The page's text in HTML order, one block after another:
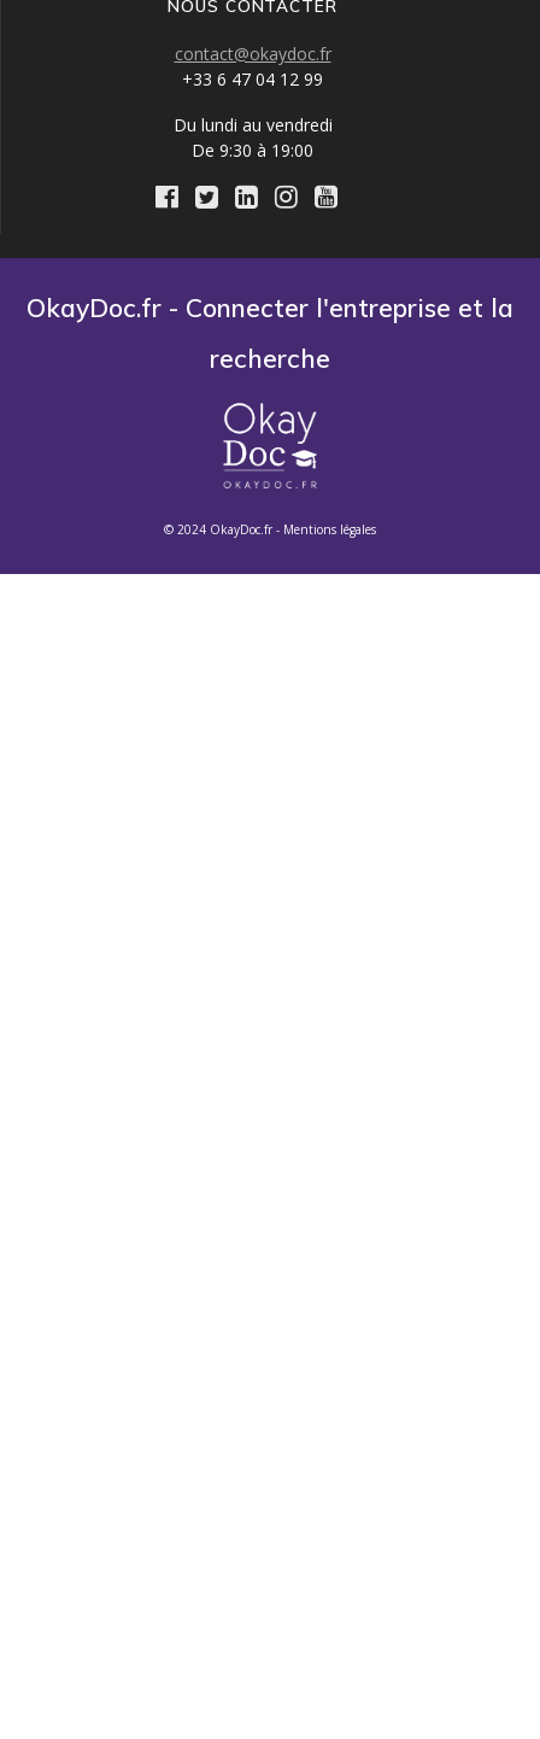
NOUS CONTACTER
contact@okaydoc.fr
+33 6 47 04 12 99
Du lundi au vendredi
De 9:30 à 19:00
OkayDoc.fr - Connecter l'entreprise et la
recherche
© 2024 OkayDoc.fr - Mentions légales